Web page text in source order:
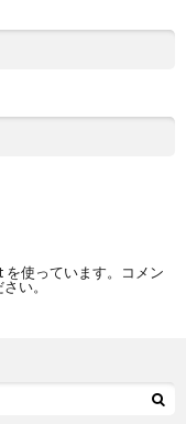
使っています。
コメン
さい。